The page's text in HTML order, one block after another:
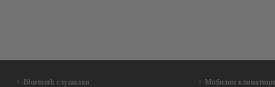
Bluetooth слушалки
Мобилни климатици